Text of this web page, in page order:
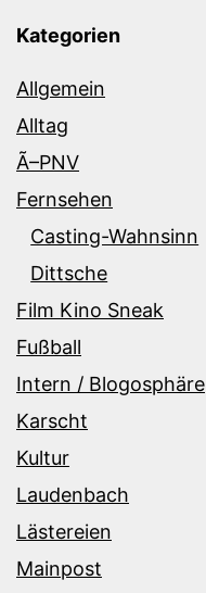
Kategorien
Allgemein
Alltag
Ã–PNV
Fernsehen
Casting-Wahnsinn
Dittsche
Film Kino Sneak
Fußball
Intern / Blogosphäre
Karscht
Kultur
Laudenbach
Lästereien
Mainpost